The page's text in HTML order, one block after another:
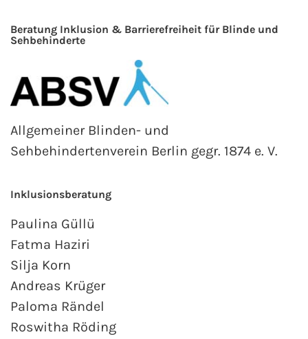
Beratung Inklusion & Barrierefreiheit für Blinde und
Sehbehinderte
Allgemeiner Blinden- und
Sehbehindertenverein Berlin gegr. 1874 e. V.
Inklusionsberatung
Paulina Güllü
Fatma Haziri
Silja Korn
Andreas Krüger
Paloma Rändel
Roswitha Röding